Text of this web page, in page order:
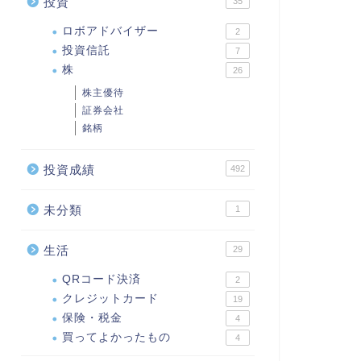
ロボアドバイザー 2
投資信託 7
株 26
株主優待
証券会社
銘柄
投資成績 492
未分類 1
生活 29
QRコード決済 2
クレジットカード 19
保険・税金 4
買ってよかったもの 4